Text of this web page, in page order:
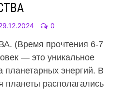
0
(Время прочтения 6-7
— это уникальное
планетарных энергий. В
планеты располагались